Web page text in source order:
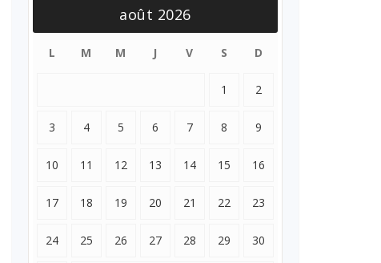
août 2026
L M M J V S D
1 2
3 4 5 6 7 8 9
10 11 12 13 14 15 16
17 18 19 20 21 22 23
24 25 26 27 28 29 30